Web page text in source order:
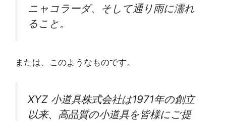
ニャコラーダ、そして通り雨に濡れ
ること。
または、このようなものです。
XYZ 小道具株式会社は1971年の創立
以来、高品質の小道具を皆様にご提